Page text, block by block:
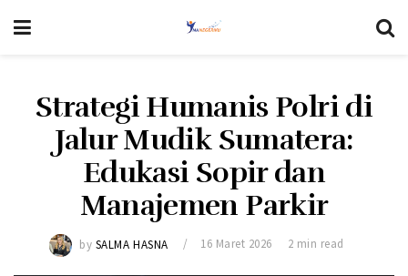
Strategi Humanis Polri di
Jalur Mudik Sumatera:
Edukasi Sopir dan
Manajemen Parkir
by SALMA HASNA 16 Maret 2026 2 min read